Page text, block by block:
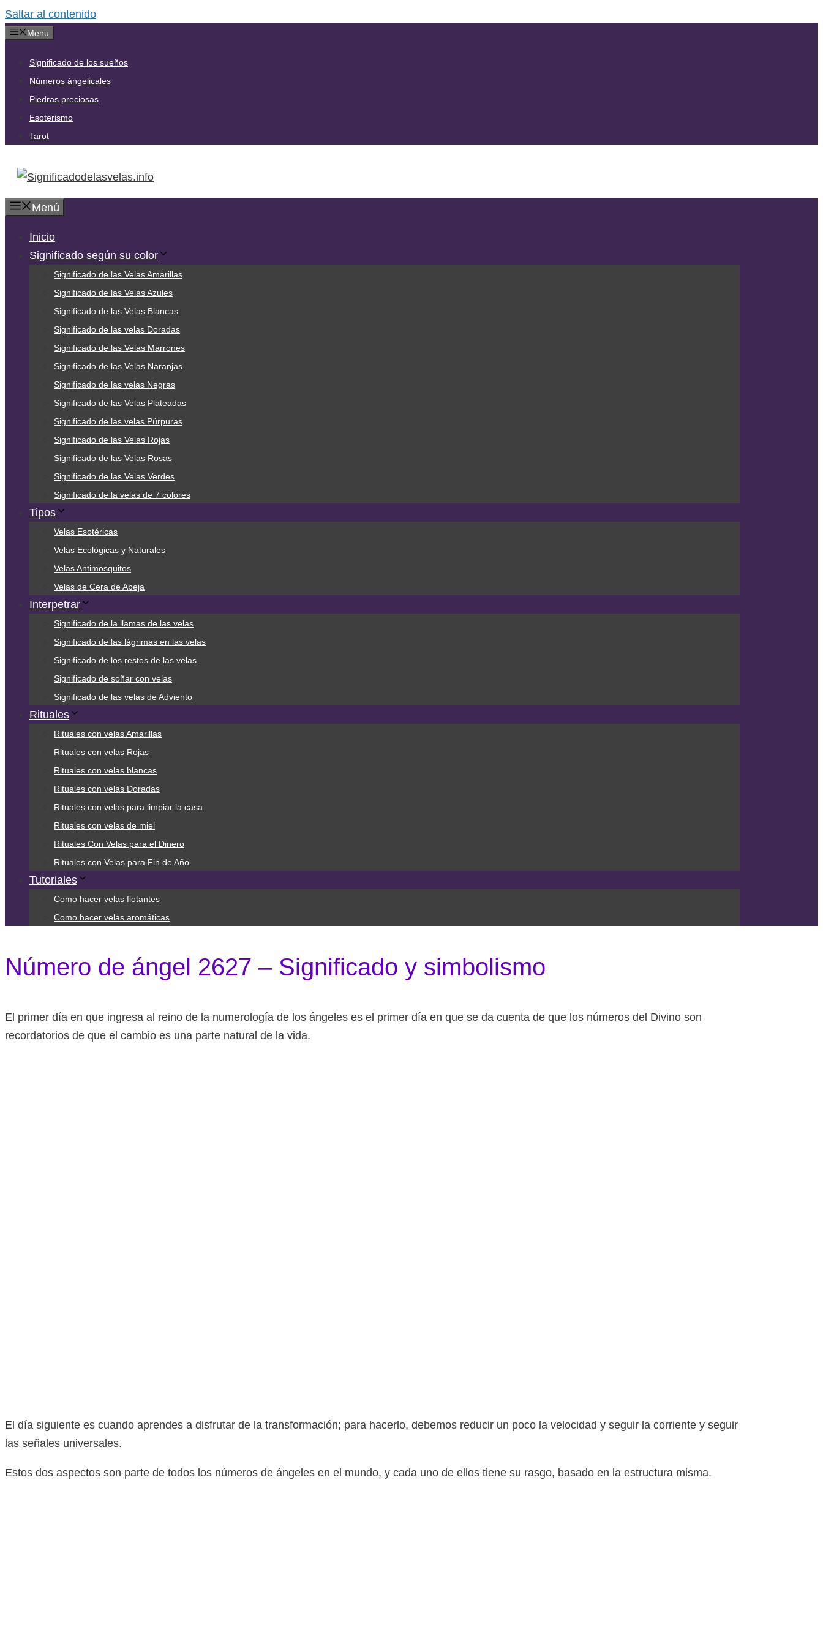
Saltar al contenido
Menu
Significado de los sueños
Números ángelicales
Piedras preciosas
Esoterismo
Tarot
Menú
Inicio
Significado según su color
Significado de las Velas Amarillas
Significado de las Velas Azules
Significado de las Velas Blancas
Significado de las velas Doradas
Significado de las Velas Marrones
Significado de las Velas Naranjas
Significado de las velas Negras
Significado de las Velas Plateadas
Significado de las velas Púrpuras
Significado de las Velas Rojas
Significado de las Velas Rosas
Significado de las Velas Verdes
Significado de la velas de 7 colores
Tipos
Velas Esotéricas
Velas Ecológicas y Naturales
Velas Antimosquitos
Velas de Cera de Abeja
Interpetrar
Significado de la llamas de las velas
Significado de las lágrimas en las velas
Significado de los restos de las velas
Significado de soñar con velas
Significado de las velas de Adviento
Rituales
Rituales con velas Amarillas
Rituales con velas Rojas
Rituales con velas blancas
Rituales con velas Doradas
Rituales con velas para limpiar la casa
Rituales con velas de miel
Rituales Con Velas para el Dinero
Rituales con Velas para Fin de Año
Tutoriales
Como hacer velas flotantes
Como hacer velas aromáticas
Número de ángel 2627 – Significado y simbolismo
El primer día en que ingresa al reino de la numerología de los ángeles es el primer día en que se da cuenta de que los números del Divino son
recordatorios de que el cambio es una parte natural de la vida.
El día siguiente es cuando aprendes a disfrutar de la transformación; para hacerlo, debemos reducir un poco la velocidad y seguir la corriente y seguir
las señales universales.
Estos dos aspectos son parte de todos los números de ángeles en el mundo, y cada uno de ellos tiene su rasgo, basado en la estructura misma.